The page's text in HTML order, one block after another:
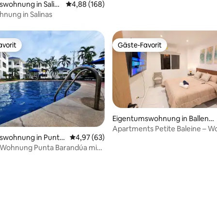
in Salin
Durchschnittliche Bewertung: 4,88 von 5,
4,88 (168)
in Salinas
4,95 von 5, 75 Bewertungen
in Punta
Durchschnittliche Bewertung: 4,97 von 5,
4,97 (63)
Punta Barandúa mit
Gäste-Favorit
Gäste-Favorit
Eigentumswohnung in Ballenit
a
Apartments Petite Baleine –